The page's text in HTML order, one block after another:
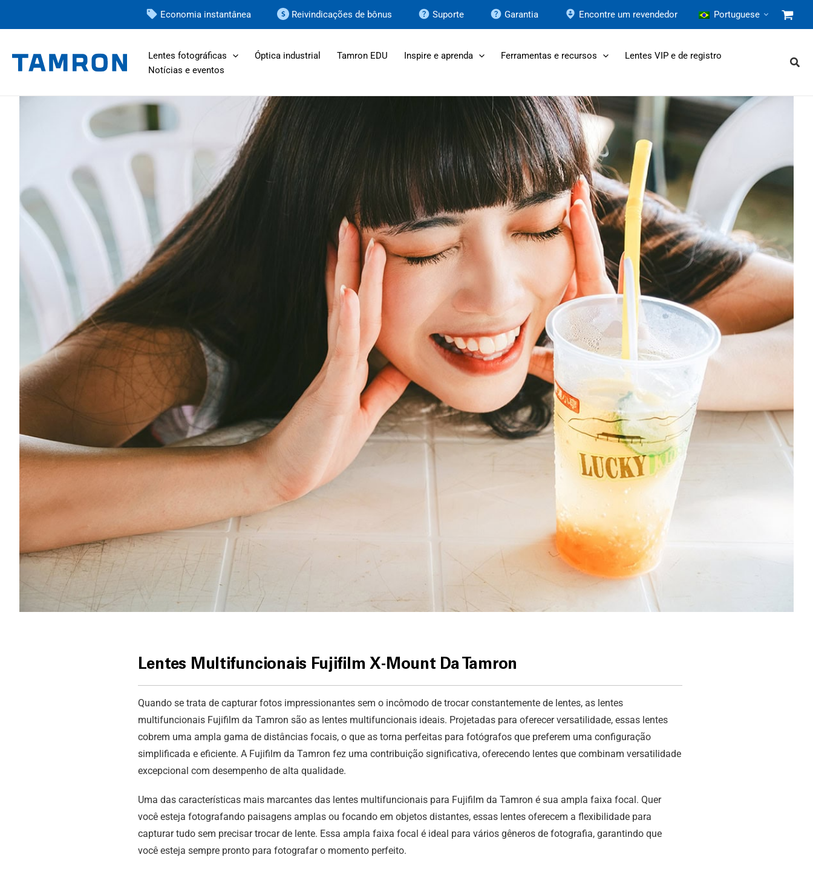
conteúdo
Economia instantânea Reivindicações de bônus Suporte Garantia Encontre um revendedor Portuguese
Lentes fotográficas Óptica industrial Tamron EDU Inspire e aprenda Ferramentas e recursos
Lentes VIP e de registro
Notícias e eventos
Lentes Multifuncionais Fujifilm X-Mount Da Tamron
Quando se trata de capturar fotos impressionantes sem o incômodo de trocar constantemente de lentes, as lentes
multifuncionais Fujifilm da Tamron são as lentes multifuncionais ideais. Projetadas para oferecer versatilidade, essas lentes
cobrem uma ampla gama de distâncias focais, o que as torna perfeitas para fotógrafos que preferem uma configuração
simplificada e eficiente. A Fujifilm da Tamron fez uma contribuição significativa, oferecendo lentes que combinam versatilidade
excepcional com desempenho de alta qualidade.
Uma das características mais marcantes das lentes multifuncionais para Fujifilm da Tamron é sua ampla faixa focal. Quer
você esteja fotografando paisagens amplas ou focando em objetos distantes, essas lentes oferecem a flexibilidade para
capturar tudo sem precisar trocar de lente. Essa ampla faixa focal é ideal para vários gêneros de fotografia, garantindo que
você esteja sempre pronto para fotografar o momento perfeito.